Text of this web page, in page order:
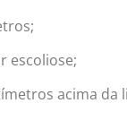
escoliose;
acima da